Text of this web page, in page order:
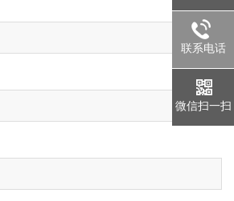
联系电话
微信扫一扫